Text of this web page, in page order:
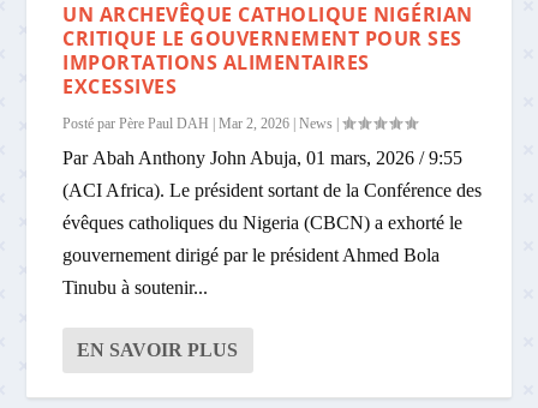
UN ARCHEVÊQUE CATHOLIQUE NIGÉRIAN
CRITIQUE LE GOUVERNEMENT POUR SES
IMPORTATIONS ALIMENTAIRES
EXCESSIVES
Posté parPère Paul DAH |Mar 2, 2026 |News |
Par Abah Anthony John Abuja, 01 mars, 2026 / 9:55
(ACI Africa). Le président sortant de la Conférence des
évêques catholiques du Nigeria (CBCN) a exhorté le
gouvernement dirigé par le président Ahmed Bola
Tinubu à soutenir...
EN SAVOIR PLUS